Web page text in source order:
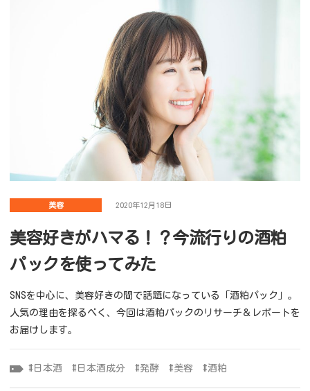
美容 2020年12月18日
美容好きがハマる！？今流行りの酒粕
パックを使ってみた
SNSを中心に、美容好きの間で話題になっている「酒粕パック」。
人気の理由を探るべく、今回は酒粕パックのリサーチ＆レポートを
お届けします。
日本酒 日本酒成分 発酵 美容 酒粕